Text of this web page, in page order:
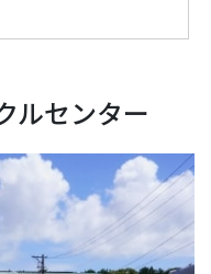
ルセンター